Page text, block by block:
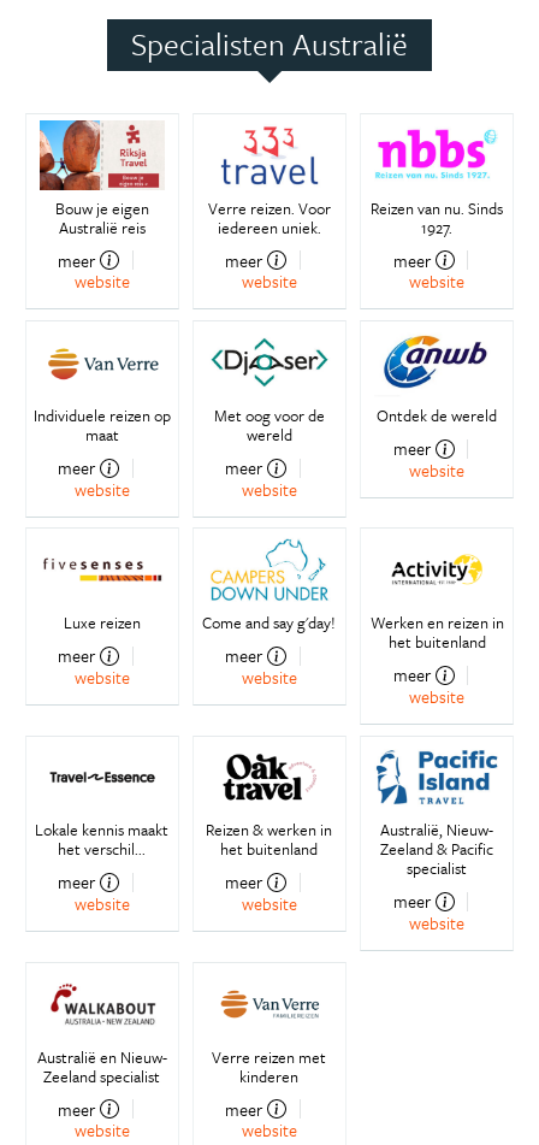
Specialisten Australië
Bouw je eigen
Australië reis
meer
website
Verre reizen. Voor
iedereen uniek.
meer
website
Reizen van nu. Sinds
1927.
meer
website
Individuele reizen op
maat
meer
website
Met oog voor de
wereld
meer
website
Ontdek de wereld
meer
website
Luxe reizen
meer
website
Come and say g'day!
meer
website
Werken en reizen in
het buitenland
meer
website
Lokale kennis maakt
het verschil...
meer
website
Reizen & werken in
het buitenland
meer
website
Australië, Nieuw-
Zeeland & Pacific
specialist
meer
website
Australië en Nieuw-
Zeeland specialist
meer
website
Verre reizen met
kinderen
meer
website